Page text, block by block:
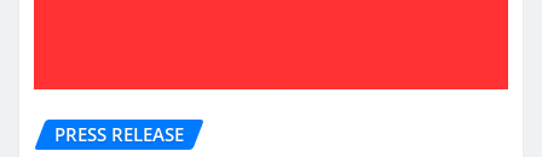
PRESS RELEASE